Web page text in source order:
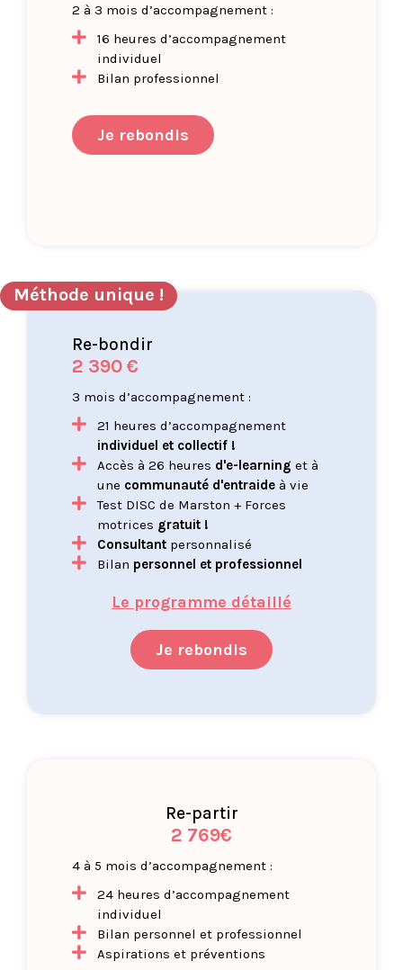
2 à 3 mois d’accompagnement :
16 heures d’accompagnement
individuel
Bilan professionnel
Je rebondis
Méthode unique !
Re-bondir
2 390 €
3 mois d’accompagnement :
21 heures d’accompagnement
individuel et collectif !
Accès à 26 heures d'e-learning et à
une communauté d'entraideà vie
Test DISC de Marston + Forces
motrices gratuit !
Consultantpersonnalisé
Bilan personnel et professionnel
Le programme détaillé
Je rebondis
Re-partir
2 769€
4 à 5 mois d’accompagnement :
24 heures d’accompagnement
individuel
Bilan personnel et professionnel
Aspirations et préventions